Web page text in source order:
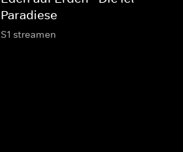
Paradiese
S1 streamen